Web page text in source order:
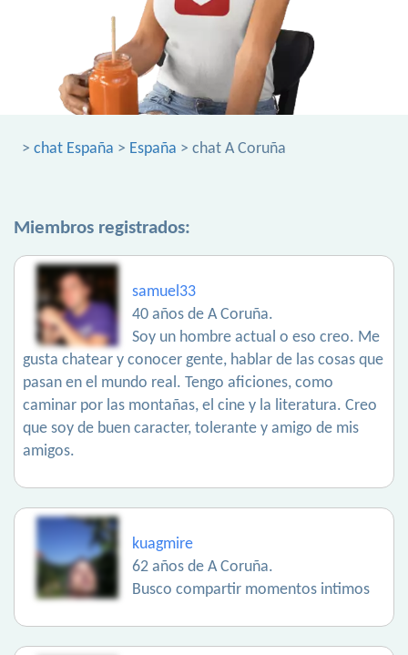
> chat España > España > chat A Coruña
Miembros registrados:
samuel33
40 años de A Coruña.
Soy un hombre actual o eso creo. Me
gusta chatear y conocer gente, hablar de las cosas que
pasan en el mundo real. Tengo aficiones, como
caminar por las montañas, el cine y la literatura. Creo
que soy de buen caracter, tolerante y amigo de mis
amigos.
kuagmire
62 años de A Coruña.
Busco compartir momentos intimos